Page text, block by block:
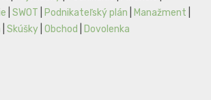
SWOT Podnikateľský plán Manažment
Skúšky Obchod Dovolenka